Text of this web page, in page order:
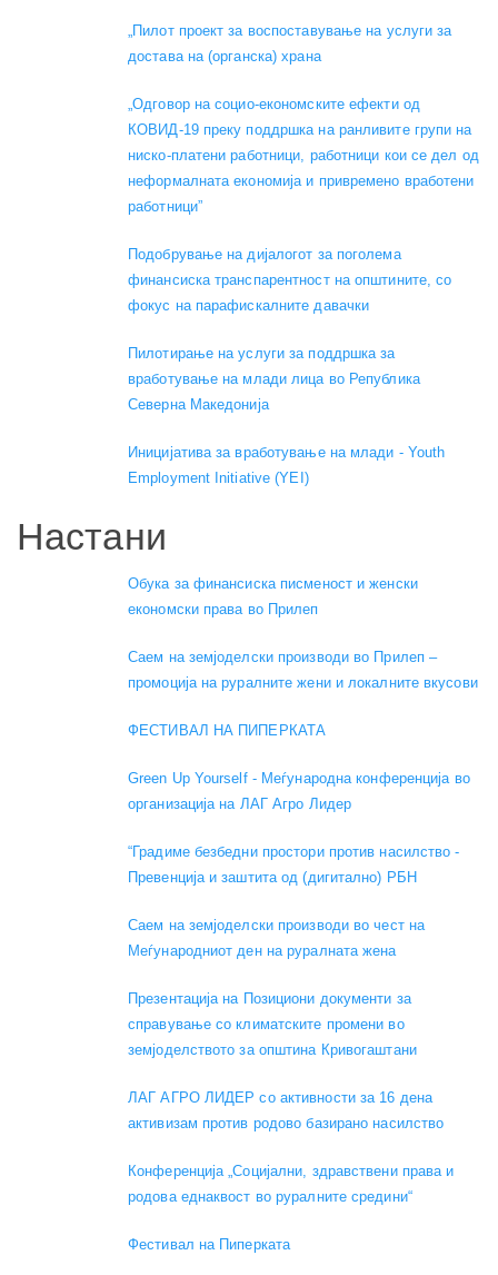
„Пилот проект за воспоставување на услуги за
достава на (органска) храна
„Одговор на социо-економските ефекти од
КОВИД-19 преку поддршка на ранливите групи на
ниско-платени работници, работници кои се дел од
неформалната економија и привремено вработени
работници”
Подобрување на дијалогот за поголема
финансиска транспарентност на општините, со
фокус на парафискалните давачки
Пилотирање на услуги за поддршка за
вработување на млади лица во Република
Северна Македонија
Иницијатива за вработување на млади - Youth
Employment Initiative (YEI)
Настани
Обука за финансиска писменост и женски
економски права во Прилеп
Саем на земјоделски производи во Прилеп –
промоција на руралните жени и локалните вкусови
ФЕСТИВАЛ НА ПИПЕРКАТА
Green Up Yourself - Меѓународна конференција во
организација на ЛАГ Агро Лидер
“Градиме безбедни простори против насилство -
Превенција и заштита од (дигитално) РБН
Саем на земјоделски производи во чест на
Меѓународниот ден на руралната жена
Презентација на Позициони документи за
справување со климатските промени во
земјоделството за општина Кривогаштани
ЛАГ АГРО ЛИДЕР со активности за 16 дена
активизам против родово базирано насилство
Конференција „Социјални, здравствени права и
родова еднаквост во руралните средини“
Фестивал на Пиперката